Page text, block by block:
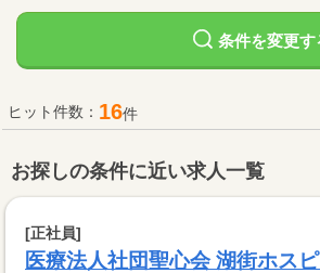
条件を変更す
ヒット件数： 16件
お探しの条件に近い求人一覧
[正社員]
医療法人社団聖心会 湖街ホス